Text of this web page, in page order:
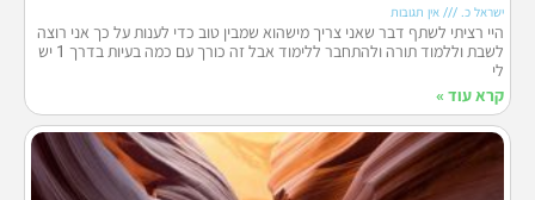
ישראל כ. אין תגובות
היי רציתי לשתף דבר שאני צריך מישהוא שמבין טוב כדי לענות על כך אני רוצה
לשבת וללמוד תורה ולהתחבר ללימוד אבל זה כורך עם כמה בעיות בדרך 1 יש
לי
קרא עוד »